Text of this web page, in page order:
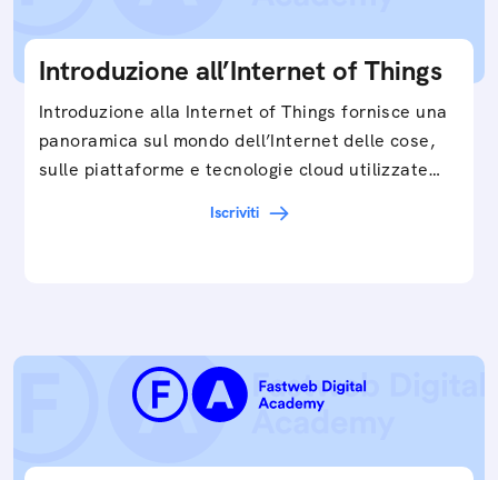
Introduzione all’Internet of Things
Introduzione alla Internet of Things fornisce una
panoramica sul mondo dell’Internet delle cose,
sulle piattaforme e tecnologie cloud utilizzate
Iscriviti